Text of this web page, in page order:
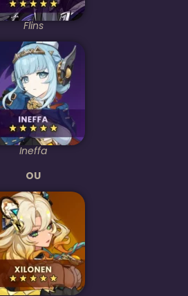
Flins
Ineffa
OU